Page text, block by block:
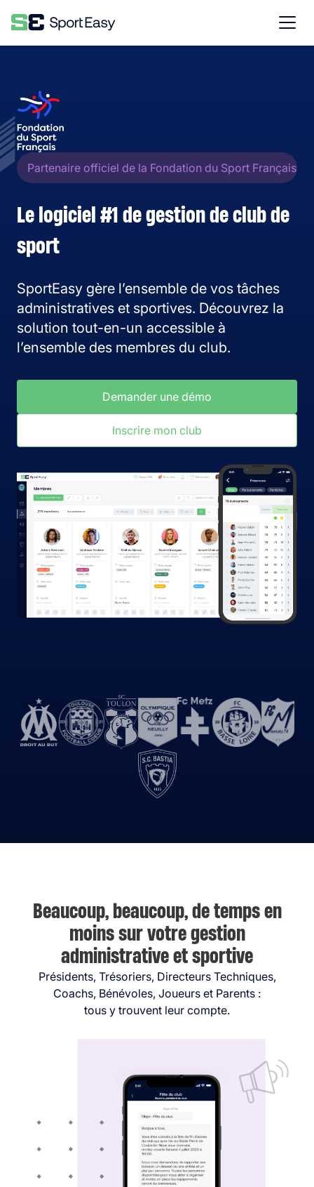
Partenaire officiel de la Fondation du Sport Français
Le logiciel #1 de gestion de club de
sport
SportEasy gère l’ensemble de vos tâches
administratives et sportives. Découvrez la
solution tout-en-un accessible à
l’ensemble des membres du club.
Demander une démo
Inscrire mon club
Beaucoup, beaucoup, de temps en
moins sur votre gestion
administrative et sportive
Présidents, Trésoriers, Directeurs Techniques,
Coachs, Bénévoles, Joueurs et Parents :
tous y trouvent leur compte.